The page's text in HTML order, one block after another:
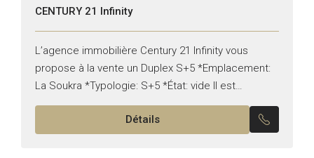
CENTURY 21 Infinity
L’agence immobilière Century 21 Infinity vous
propose à la vente un Duplex S+5 *Emplacement:
La Soukra *Typologie: S+5 *État: vide Il est
composé de: *Au RDC: -Un salon, une salle à
Détails